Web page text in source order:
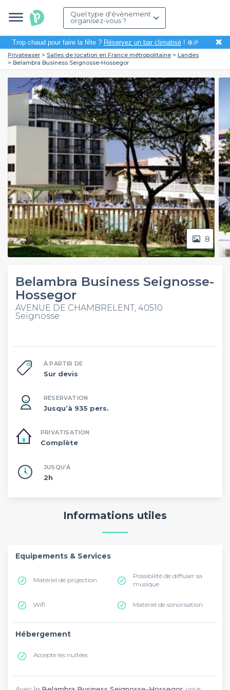
Quel type d'évènement
organisez-vous ?
Trop chaud pour faire la fête ? Réservez un bar climatisé! ❄️🎉 ✖
Privateaser Salles de location en France métropolitaine
Landes
Belambra Business Seignosse-Hossegor
8
Belambra Business Seignosse-
Hossegor
AVENUE DE CHAMBRELENT, 40510
Seignosse
À PARTIR DE
Sur devis
RÉSERVATION
Jusqu’à 935 pers.
PRIVATISATION
Complète
JUSQU'À
2h
Informations utiles
Equipements & Services
Matériel de projection
Possibilité de diffuser sa
musique
Wifi Matériel de sonorisation
Hébergement
Accepte les nuitées